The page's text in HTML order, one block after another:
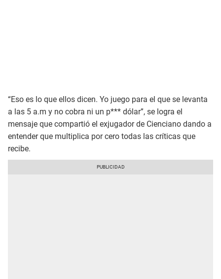
“Eso es lo que ellos dicen. Yo juego para el que se levanta
a las 5 a.m y no cobra ni un p*** dólar”, se logra el
mensaje que compartió el exjugador de Cienciano dando a
entender que multiplica por cero todas las críticas que
recibe.